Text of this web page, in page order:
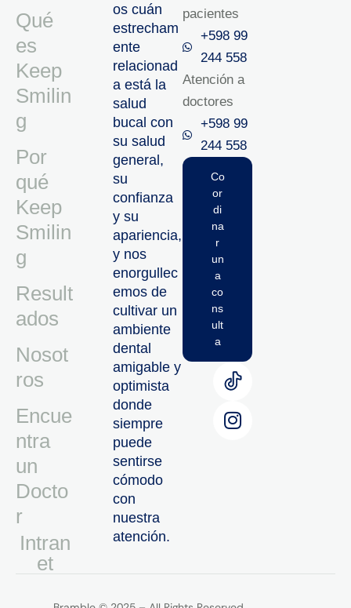
Qué
es
Keep
Smilin
g
Por
qué
Keep
Smilin
g
Result
ados
Nosot
ros
Encue
ntra
un
Docto
r
Intran
Et
os cuán
estrecham
ente
relacionad
a está la
salud
bucal con
su salud
general,
su
confianza
y su
apariencia,
y nos
enorgullec
emos de
cultivar un
ambiente
dental
amigable y
optimista
donde
siempre
puede
sentirse
cómodo
con
nuestra
atención.
pacientes
+598 99
244 558
Atención a
doctores
+598 99
244 558‬‬
Co
or
di
na
r
un
a
co
ns
ult
a